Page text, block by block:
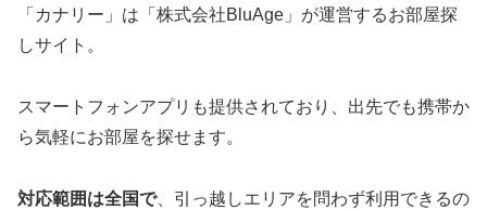
「カナリー」は「株式会社BluAge」が運営するお部屋探
しサイト。
スマートフォンアプリも提供されており、出先でも携帯か
ら気軽にお部屋を探せます。
対応範囲は全国で、引っ越しエリアを問わず利用できるの